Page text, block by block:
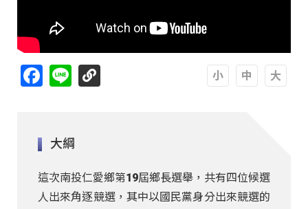
Facebook
Line
大綱
這次南投仁愛鄉第19屆鄉長選舉，共有四位候選
人出來角逐競選，其中以國民黨身分出來競選的